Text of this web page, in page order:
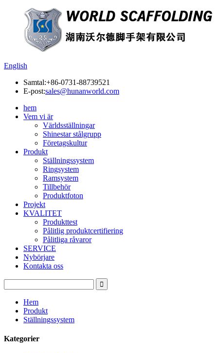
English
Samtal:+86-0731-88739521
E-post:sales@hunanworld.com
hem
Vem vi är
Världsställningar
Shinestar stålgrupp
Företagskultur
Produkt
Ställningssystem
Ringsystem
Ramsystem
Tillbehör
Produktfoton
Projekt
KVALITET
Produkttest
Pålitlig produktcertifiering
Pålitliga råvaror
SERVICE
Nybörjare
Kontakta oss
Hem
Produkt
Ställningssystem
Kategorier